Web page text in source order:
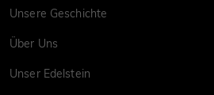
Unsere Geschichte
Über Uns
Unser Edelstein